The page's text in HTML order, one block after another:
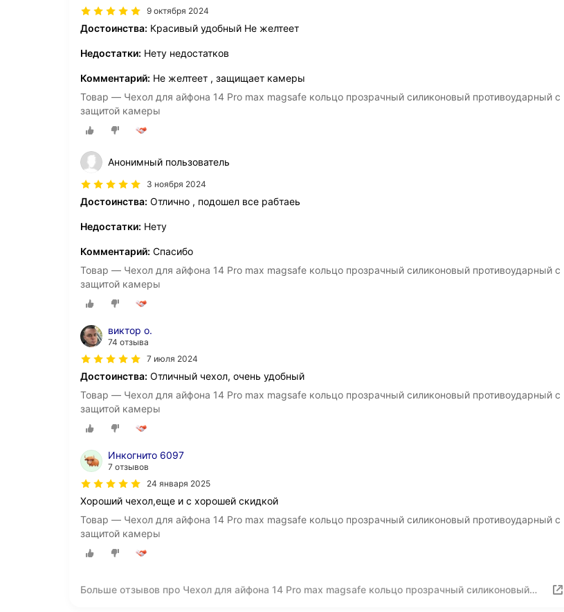
9 октября 2024
Достоинства: Красивый удобный Не желтеет
Недостатки: Нету недостатков
Комментарий: Не желтеет , защищает камеры
Товар — Чехол для айфона 14 Pro max magsafe кольцо прозрачный силиконовый противоударный с
защитой камеры
Анонимный пользователь
3 ноября 2024
Достоинства: Отлично , подошел все рабтаеь
Недостатки: Нету
Комментарий: Спасибо
Товар — Чехол для айфона 14 Pro max magsafe кольцо прозрачный силиконовый противоударный с
защитой камеры
виктор о.
74 отзыва
7 июля 2024
Достоинства: Отличный чехол, очень удобный
Товар — Чехол для айфона 14 Pro max magsafe кольцо прозрачный силиконовый противоударный с
защитой камеры
Инкогнито 6097
7 отзывов
24 января 2025
Хороший чехол,еще и с хорошей скидкой
Товар — Чехол для айфона 14 Pro max magsafe кольцо прозрачный силиконовый противоударный с
защитой камеры
Больше отзывов про Чехол для айфона 14 Pro max magsafe кольцо прозрачный силиконовый